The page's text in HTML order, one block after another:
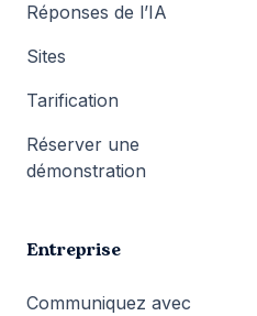
Réponses de l’IA
Sites
Tarification
Réserver une
démonstration
Entreprise
Communiquez avec